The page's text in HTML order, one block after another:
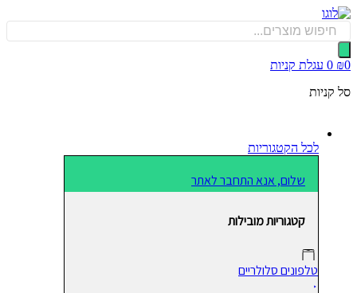
0 עגלת קניות
לכל הקטגוריות
שלום, אנא התחבר לאתר
קטגוריות מובילות
טלפונים סלולריים